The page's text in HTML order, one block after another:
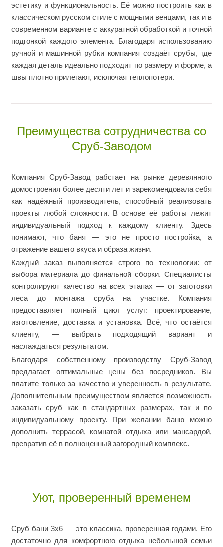
эстетику и функциональность. Её можно построить как в
классическом русском стиле с мощными венцами, так и в
современном варианте с аккуратной обработкой и точной
подгонкой каждого элемента. Благодаря использованию
ручной и машинной рубки компания создаёт срубы, где
каждая деталь идеально подходит по размеру и форме, а
швы плотно прилегают, исключая теплопотери.
Преимущества сотрудничества со
Сруб-Заводом
Компания Сруб-Завод работает на рынке деревянного
домостроения более десяти лет и зарекомендовала себя
как надёжный производитель, способный реализовать
проекты любой сложности. В основе её работы лежит
индивидуальный подход к каждому клиенту. Здесь
понимают, что баня — это не просто постройка, а
отражение вашего вкуса и образа жизни.
Каждый заказ выполняется строго по технологии: от
выбора материала до финальной сборки. Специалисты
контролируют качество на всех этапах — от заготовки
леса до монтажа сруба на участке. Компания
предоставляет полный цикл услуг: проектирование,
изготовление, доставка и установка. Всё, что остаётся
клиенту, — выбрать подходящий вариант и
наслаждаться результатом.
Благодаря собственному производству Сруб-Завод
предлагает оптимальные цены без посредников. Вы
платите только за качество и уверенность в результате.
Дополнительным преимуществом является возможность
заказать сруб как в стандартных размерах, так и по
индивидуальному проекту. При желании баню можно
дополнить террасой, комнатой отдыха или мансардой,
превратив её в полноценный загородный комплекс.
Уют, проверенный временем
Сруб бани 3х6 — это классика, проверенная годами. Его
достаточно для комфортного отдыха небольшой семьи